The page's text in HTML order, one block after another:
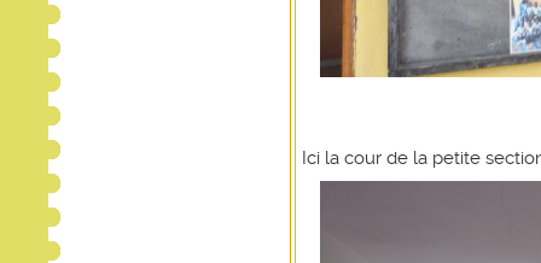
Ici la cour de la petite